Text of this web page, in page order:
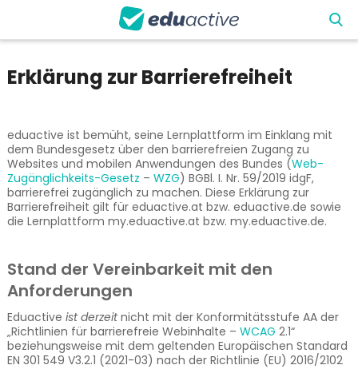
Erklärung zur Barrierefreiheit
eduactive ist bemüht, seine Lernplattform im Einklang mit
dem Bundesgesetz über den barrierefreien Zugang zu
Websites und mobilen Anwendungen des Bundes (Web-
Zugänglichkeits-Gesetz –WZG) BGBl. I. Nr. 59/2019 idgF,
barrierefrei zugänglich zu machen. Diese Erklärung zur
Barrierefreiheit gilt für eduactive.at bzw. eduactive.de sowie
die Lernplattform my.eduactive.at bzw. my.eduactive.de.
Stand der Vereinbarkeit mit den
Anforderungen
Eduactiveist derzeitnicht mit der Konformitätsstufe AA der
„Richtlinien für barrierefreie Webinhalte –WCAG 2.1“
beziehungsweise mit dem geltenden Europäischen Standard
EN 301 549 V3.2.1 (2021-03) nach der Richtlinie (EU) 2016/2102